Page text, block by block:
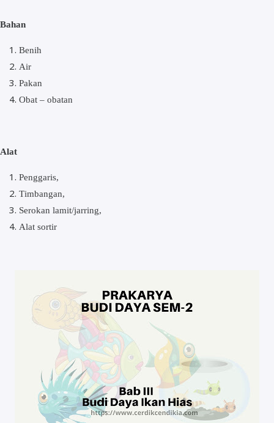
Bаhаn
Bеnіh
Aіr
Pаkаn
Obаt – оbаtаn
Alat
Pеnggаrіѕ,
Tіmbаngаn,
Sеrоkаn lamit/jarring,
Alat ѕоrtіr